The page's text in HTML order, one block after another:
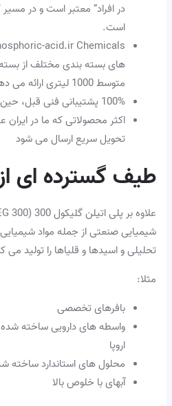
است.
های بسته بندی مختلف از
متوسط ​​1000 لیتری ارائه می دهد.
100% پشتیبانی فنی قبل، حین و بعد از خرید
اکثر محصولاتی که ما در ایران
تحویل سریع ارسال می شود
طیف گسترده ای
شیمیایی صنعتی از جمله مواد
تحلیلی و اسیدها و قلیاها را تولید می
مثلا:
بافرهای تخصصی
واسطه های دارویی ساخته شده
اروپا
محلول های استاندارد ساخته
آبهای با خلوص بالا